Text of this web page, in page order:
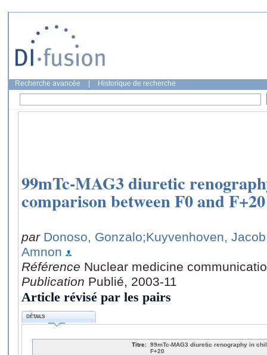
Recherche avancée Historique de recherche
99mTc-MAG3 diuretic
comparison between F0 and F+20
par Donoso, Gonzalo;Kuyvenhoven, Jacob
Amnon
Référence Nuclear medicine
Publication Publié, 2003-11
Article révisé par les pairs
DÉTAILS
Titre: 99mTc-MAG3 diuretic renography in
F+20